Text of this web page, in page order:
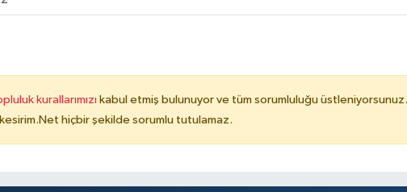
kurallarımızı kabul etmiş bulunuyor ve tüm sorumluluğu üstleniyorsunuz.
hiçbir şekilde sorumlu tutulamaz.